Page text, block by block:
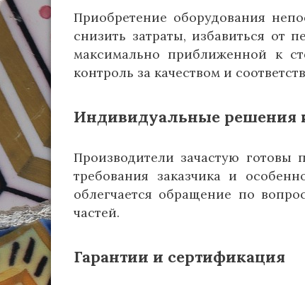
Приобретение оборудования
снизить затраты, избавиться от
максимально приближенной к
контроль за качеством и
Индивидуальные решения
Производители зачастую готовы
требования заказчика и
облегчается обращение по
частей.
Гарантии и сертификация